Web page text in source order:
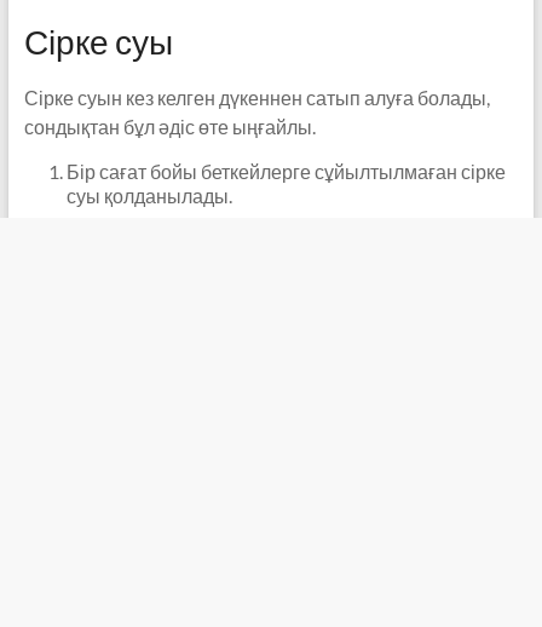
Сірке суы
Сірке суын кез келген дүкеннен сатып алуға болады,
сондықтан бұл әдіс өте ыңғайлы.
Бір сағат бойы беткейлерге сұйылтылмаған сірке
суы қолданылады.